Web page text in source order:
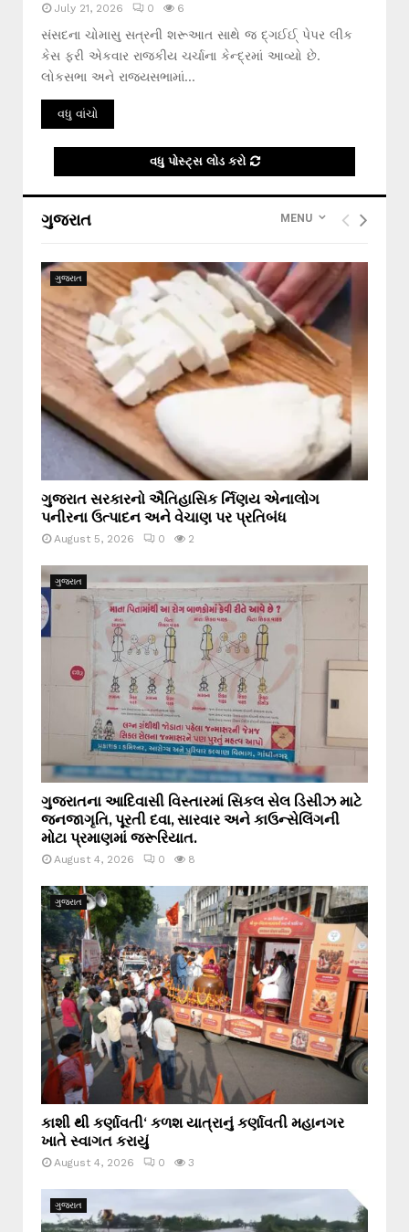
July 21, 2026 0 6
સંસદના ચોમાસુ સત્રની શરૂઆત સાથે જ દ્ગઈઈ્ પેપર લીક
કેસ ફરી એકવાર રાજકીય ચર્ચાના કેન્દ્રમાં આવ્યો છે.
લોકસભા અને રાજ્યસભામાં...
વધુ વાંચો
વધુ પોસ્ટ્સ લોડ કરો
ગુજરાત MENU
ગુજરાત
ગુજરાત સરકારનો ઐતિહાસિક ર્નિણય એનાલોગ
પનીરના ઉત્પાદન અને વેચાણ પર પ્રતિબંધ
August 5, 2026 0 2
ગુજરાત
ગુજરાતના આદિવાસી વિસ્તારમાં સિકલ સેલ ડિસીઝ માટે
જનજાગૃતિ, પૂરતી દવા, સારવાર અને કાઉન્સેલિંગની
મોટા પ્રમાણમાં જરૂરિયાત.
August 4, 2026 0 8
ગુજરાત
કાશી થી કર્ણાવતી‘ કળશ યાત્રાનું કર્ણાવતી મહાનગર
ખાતે સ્વાગત કરાયું
August 4, 2026 0 3
ગુજરાત